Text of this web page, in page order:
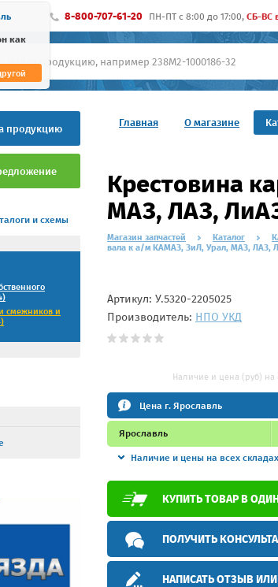
как
8-800-707-61-20 ПН-ПТ c 8:00 до 17:00, СБ-ВС
Главная О магазине
продукцию
и схемы
смежников и
Крестовина
МАЗ, ЛАЗ,
Магазин запчастей Каталог
вала к а/м КАМАЗ, ЗиЛ, Урал, МАЗ, ЛАЗ,
Артикул: У.5320-2205025
Производитель: НПО УКД
Наличие и цена (руб) на
Цена г. Ярославль
Ярославль
Наличие и цены на всех
КУПИТЬ ТОВАР В
ПОЛУЧИТЬ
НАПИСАТЬ ОТЗЫВ